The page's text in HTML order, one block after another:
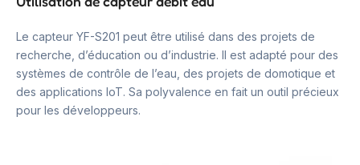
Le capteur YF-S201 peut être utilisé dans des projets de
recherche, d’éducation ou d’industrie. Il est adapté pour des
systèmes de contrôle de l’eau, des projets de domotique et
des applications IoT. Sa polyvalence en fait un outil précieux
pour les développeurs.